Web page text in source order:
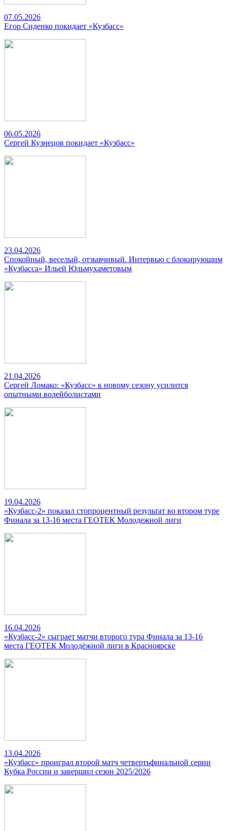
07.05.2026
Егор Сиденко покидает «Кузбасс»
06.05.2026
Сергей Кузнецов покидает «Кузбасс»
23.04.2026
Спокойный, веселый, отзывчивый. Интервью с блокирующим
«Кузбасса» Ильей Юльмухаметовым
21.04.2026
Сергей Ломако: «Кузбасс» к новому сезону усилится
опытными волейболистами
19.04.2026
«Кузбасс-2» показал стопроцентный результат во втором туре
Финала за 13-16 места ГЕОТЕК Молодежной лиги
16.04.2026
«Кузбасс-2» сыграет матчи второго тура Финала за 13-16
места ГЕОТЕК Молодёжной лиги в Красноярске
13.04.2026
«Кузбасс» проиграл второй матч четвертьфинальной серии
Кубка России и завершил сезон 2025/2026